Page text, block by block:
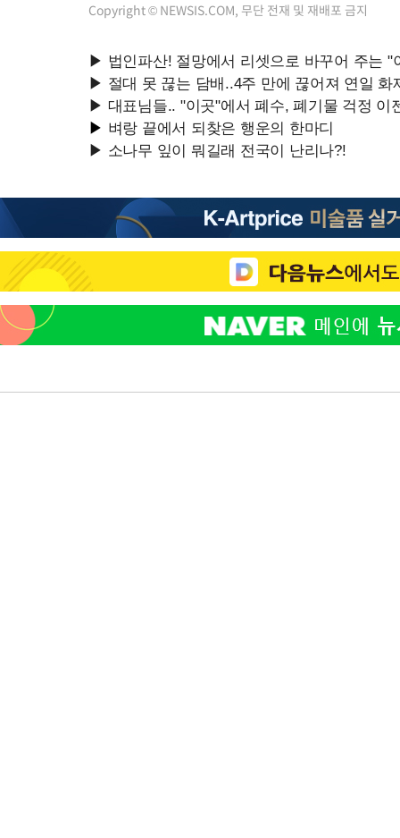
Copyright © NEWSIS.COM, 무단 전재 및 재배포 금지